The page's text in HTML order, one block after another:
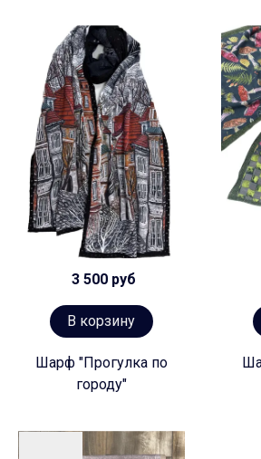
3 500 руб
В корзину
Шарф "Прогулка по
городу"